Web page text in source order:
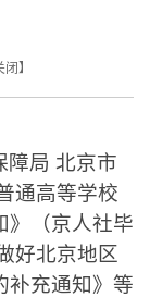
闭 】
障局 北京市
通高等学校
》（京人社毕
好北京地区
补充通知》等